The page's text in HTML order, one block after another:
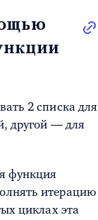
2 списка для
другой — для
функция
итерацию
циклах эта